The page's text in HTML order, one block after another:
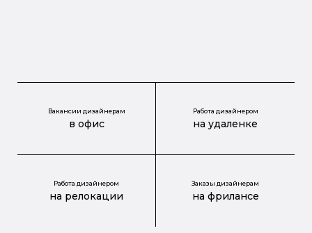
Вакансии дизайнерам
в офис
Работа дизайнером
на удаленке
Работа дизайнером
на релокации
Заказы дизайнерам
на фрилансе